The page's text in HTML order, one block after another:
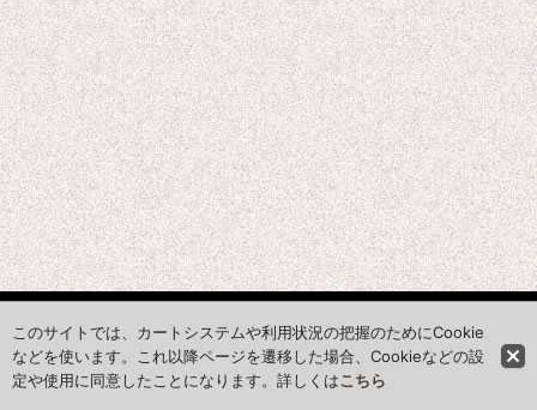
このサイトでは、カートシステムや利用状況の把握のためにCookie
などを使います。これ以降ページを遷移した場合、Cookieなどの設
定や使用に同意したことになります。詳しくはこちら